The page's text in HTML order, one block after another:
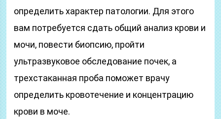
определить характер патологии. Для этого
вам потребуется сдать общий анализ крови и
мочи, повести биопсию, пройти
ультразвуковое обследование почек, а
трехстаканная проба поможет врачу
определить кровотечение и концентрацию
крови в моче.